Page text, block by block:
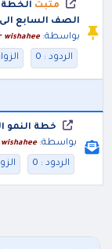
مثبت الخطة
الصف السابع الى
بواسطة:wishahee
الردود : 0 الزوار
خطة النمو
بواسطة:
الردود : 0 الزوار